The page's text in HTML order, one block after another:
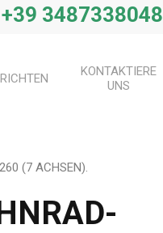
KONTAKTIERE
UNS
(7 ACHSEN).